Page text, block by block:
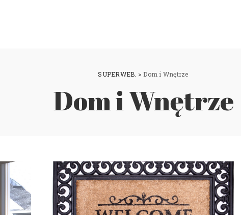
SUPERWEB. > Dom i Wnętrze
Dom i Wnętrze